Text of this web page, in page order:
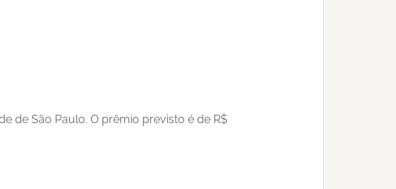
de São Paulo. O prêmio previsto é de R$